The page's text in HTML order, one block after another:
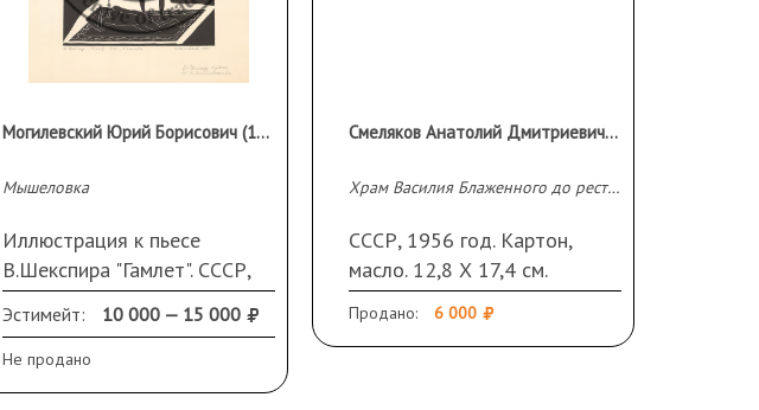
Могилевский Юрий Борисович (1924 - 2002 гг.)
Мышеловка
Иллюстрация к пьесе
В.Шекспира "Гамлет". СССР,
1987 год. Бумага,
линогравюра. 38,7 Х 29 см
(лист). Слева внизу название
и номер оттиска "1/30".
Эстимейт: 10 000 — 15 000
Не продано
Смеляков Анатолий Дмитриевич (1927 - 2007)
Храм Василия Блаженного до реставрации
СССР, 1956 год. Картон,
масло. 12,8 Х 17,4 см.
Небольшие загрязнения. В
раме
Продано: 6 000